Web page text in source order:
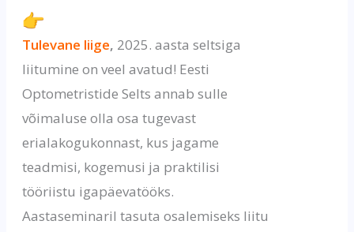
Tulevane liige, 2025. aasta seltsiga
liitumine on veel avatud! Eesti
Optometristide Selts annab sulle
võimaluse olla osa tugevast
erialakogukonnast, kus jagame
teadmisi, kogemusi ja praktilisi
tööriistu igapäevatööks.
Aastaseminaril tasuta osalemiseks liitu